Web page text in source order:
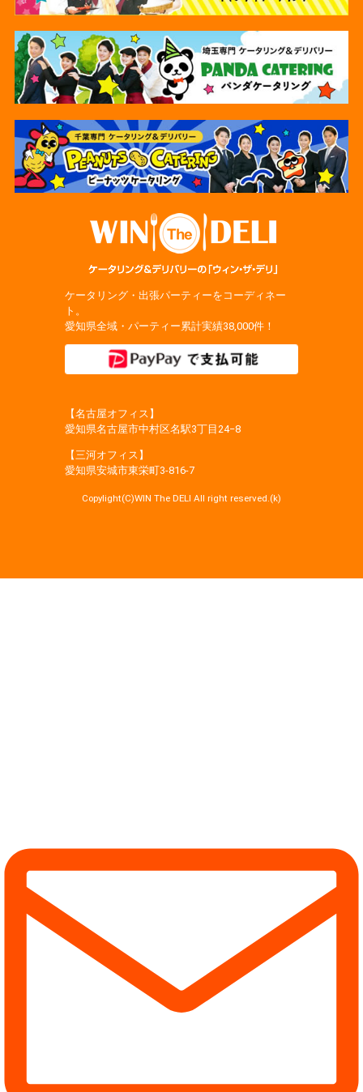
ケータリング・出張パーティーをコーディネー
ト。
愛知県全域・パーティー累計実績38,000件！
【名古屋オフィス】
愛知県名古屋市中村区名駅3丁目24−8
【三河オフィス】
愛知県安城市東栄町3‐816‐7
Copylight(C)WIN The DELI All right reserved.(k)